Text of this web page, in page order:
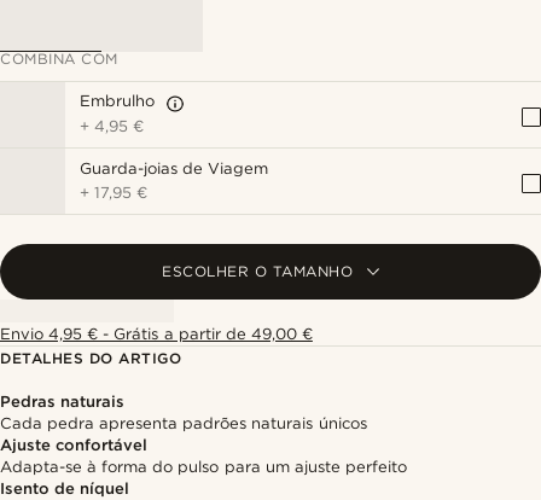
COMBINA COM
Embrulho
+4,95 €
Guarda-joias de Viagem
+17,95 €
ESCOLHER O TAMANHO
Envio 4,95 € - Grátis a partir de 49,00 €
DETALHES DO ARTIGO
Pedras naturais
Cada pedra apresenta padrões naturais únicos
Ajuste confortável
Adapta-se à forma do pulso para um ajuste perfeito
Isento de níquel